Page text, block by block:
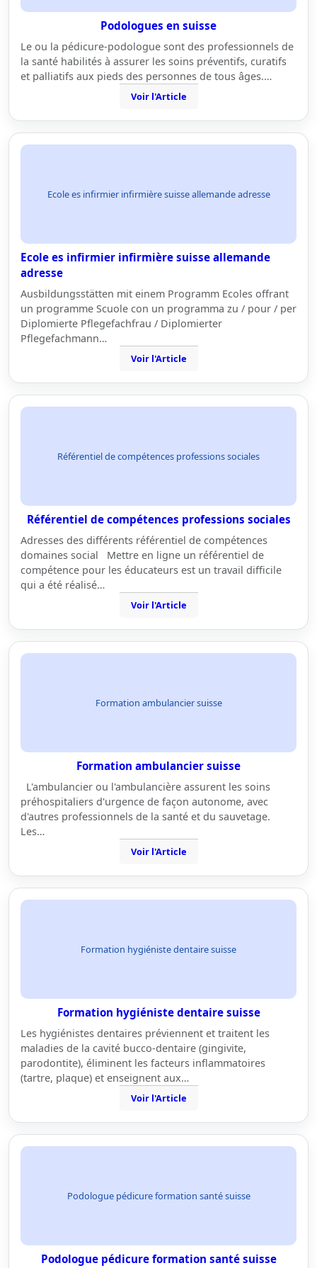
Podologues en suisse
Le ou la pédicure-podologue sont des professionnels de
la santé habilités à assurer les soins préventifs, curatifs
et palliatifs aux pieds des personnes de tous âges.…
Voir l'Article
Ecole es infirmier infirmière suisse allemande adresse
Ecole es infirmier infirmière suisse allemande
adresse
Ausbildungsstätten mit einem Programm Ecoles offrant
un programme Scuole con un programma zu / pour / per
Diplomierte Pflegefachfrau / Diplomierter
Pflegefachmann…
Voir l'Article
Référentiel de compétences professions sociales
Référentiel de compétences professions sociales
Adresses des différents référentiel de compétences
domaines social Mettre en ligne un référentiel de
compétence pour les éducateurs est un travail difficile
qui a été réalisé…
Voir l'Article
Formation ambulancier suisse
Formation ambulancier suisse
L'ambulancier ou l'ambulancière assurent les soins
préhospitaliers d'urgence de façon autonome, avec
d'autres professionnels de la santé et du sauvetage.
Les…
Voir l'Article
Formation hygiéniste dentaire suisse
Formation hygiéniste dentaire suisse
Les hygiénistes dentaires préviennent et traitent les
maladies de la cavité bucco-dentaire (gingivite,
parodontite), éliminent les facteurs inflammatoires
(tartre, plaque) et enseignent aux…
Voir l'Article
Podologue pédicure formation santé suisse
Podologue pédicure formation santé suisse